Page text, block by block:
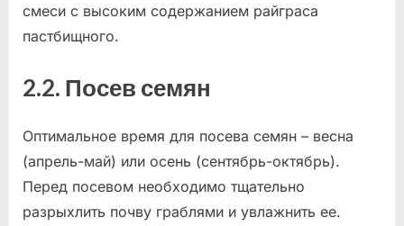
смеси с высоким содержанием райграса
пастбищного.
2.2. Посев семян
Оптимальное время для посева семян – весна
(апрель-май) или осень (сентябрь-октябрь).
Перед посевом необходимо тщательно
разрыхлить почву граблями и увлажнить ее.